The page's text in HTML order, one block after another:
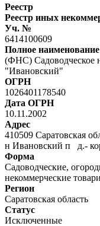
Реестр
Реестр иных
Уч. №
6414100609
Полное наименование
(ФНС) Садоводческое
"Ивановский"
ОГРН
1026401178540
Дата ОГРН
10.11.2002
Адрес
410509 Саратовская
н Ивановский п д.-
Форма
Садоводческие,
некоммерческие
Регион
Саратовская область
Статус
Исключенные